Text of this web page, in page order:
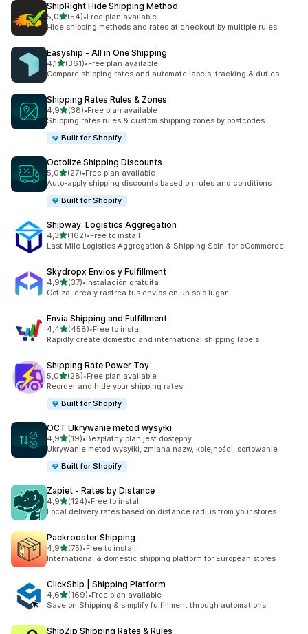
ShipRight Hide Shipping Method
5,0na 5 gwiazdek
(54)
Łączna liczba recenzji: 54
•Free plan available
Hide shipping methods and rates at checkout by multiple rules.
Easyship ‑ All in One Shipping
4,1na 5 gwiazdek
(361)
Łączna liczba recenzji: 361
•Free plan available
Compare shipping rates and automate labels, tracking & duties
Shipping Rates Rules & Zones
4,9na 5 gwiazdek
(38)
Łączna liczba recenzji: 38
•Free plan available
Shipping rates rules & custom shipping zones by postcodes
Built for Shopify
Octolize Shipping Discounts
5,0na 5 gwiazdek
(27)
Łączna liczba recenzji: 27
•Free plan available
Auto-apply shipping discounts based on rules and conditions
Built for Shopify
Shipway: Logistics Aggregation
4,3na 5 gwiazdek
(162)
Łączna liczba recenzji: 162
•Free to install
Last Mile Logistics Aggregation & Shipping Soln. for eCommerce
Skydropx Envíos y Fulfillment
4,9na 5 gwiazdek
(37)
Łączna liczba recenzji: 37
•Instalación gratuita
Cotiza, crea y rastrea tus envíos en un solo lugar.
Envia Shipping and Fulfillment
4,4na 5 gwiazdek
(458)
Łączna liczba recenzji: 458
•Free to install
Rapidly create domestic and international shipping labels
Shipping Rate Power Toy
5,0na 5 gwiazdek
(28)
Łączna liczba recenzji: 28
•Free plan available
Reorder and hide your shipping rates
Built for Shopify
OCT Ukrywanie metod wysyłki
4,9na 5 gwiazdek
(19)
Łączna liczba recenzji: 19
•Bezpłatny plan jest dostępny
Ukrywanie metod wysyłki, zmiana nazw, kolejności, sortowanie
Built for Shopify
Zapiet ‑ Rates by Distance
4,9na 5 gwiazdek
(124)
Łączna liczba recenzji: 124
•Free to install
Local delivery rates based on distance radius from your stores
Packrooster Shipping
4,9na 5 gwiazdek
(75)
Łączna liczba recenzji: 75
•Free to install
International & domestic shipping platform for European stores
ClickShip | Shipping Platform
4,6na 5 gwiazdek
(169)
Łączna liczba recenzji: 169
•Free plan available
Save on Shipping & simplify fulfillment through automations
ShipZip Shipping Rates & Rules